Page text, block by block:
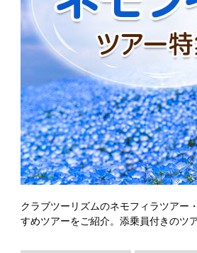
クラブツーリズムのネモフィラツアー
すめツアーをご紹介。添乗員付きのツ